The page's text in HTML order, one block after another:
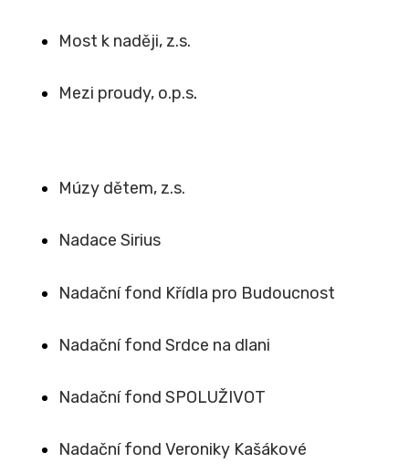
Most k naději, z.s.
Mezi proudy, o.p.s.
Múzy dětem, z.s.
Nadace Sirius
Nadační fond Křídla pro Budoucnost
Nadační fond Srdce na dlani
Nadační fond SPOLUŽIVOT
Nadační fond Veroniky Kašákové